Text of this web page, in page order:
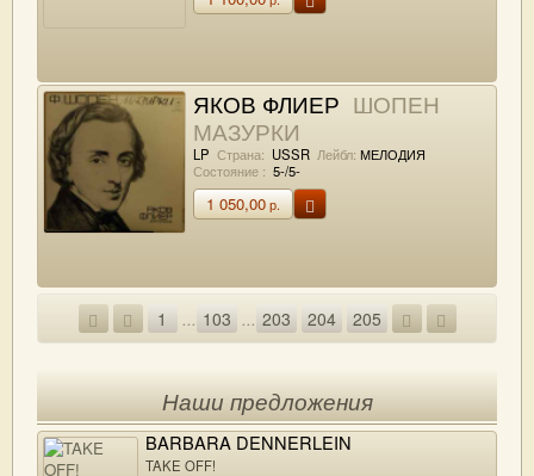
ЯКОВ ФЛИЕР ШОПЕН
МАЗУРКИ
LP Страна: USSR Лейбл: МЕЛОДИЯ
Состояние : 5-/5-
1 050,00р.
1 ... 103 ... 203 204 205
Наши предложения
BARBARA DENNERLEIN
TAKE OFF!